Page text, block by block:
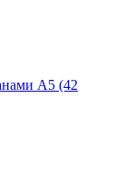
А5 (42